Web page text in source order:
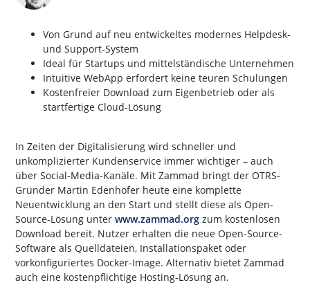
Von Grund auf neu entwickeltes modernes Helpdesk-
und Support-System
Ideal für Startups und mittelständische Unternehmen
Intuitive WebApp erfordert keine teuren Schulungen
Kostenfreier Download zum Eigenbetrieb oder als
startfertige Cloud-Lösung
In Zeiten der Digitalisierung wird schneller und
unkomplizierter Kundenservice immer wichtiger – auch
über Social-Media-Kanäle. Mit Zammad bringt der OTRS-
Gründer Martin Edenhofer heute eine komplette
Neuentwicklung an den Start und stellt diese als Open-
Source-Lösung unterwww.zammad.org zum kostenlosen
Download bereit. Nutzer erhalten die neue Open-Source-
Software als Quelldateien, Installationspaket oder
vorkonfiguriertes Docker-Image. Alternativ bietet Zammad
auch eine kostenpflichtige Hosting-Lösung an.